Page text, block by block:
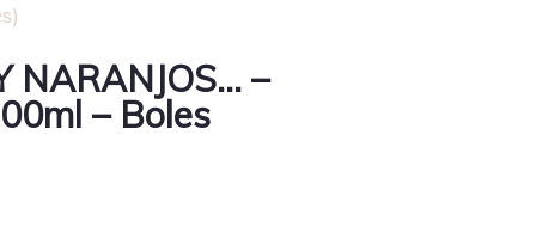
NARANJOS… –
– Boles